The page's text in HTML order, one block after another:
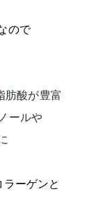
ので
肪酸が豊富
ールや
ーゲンと